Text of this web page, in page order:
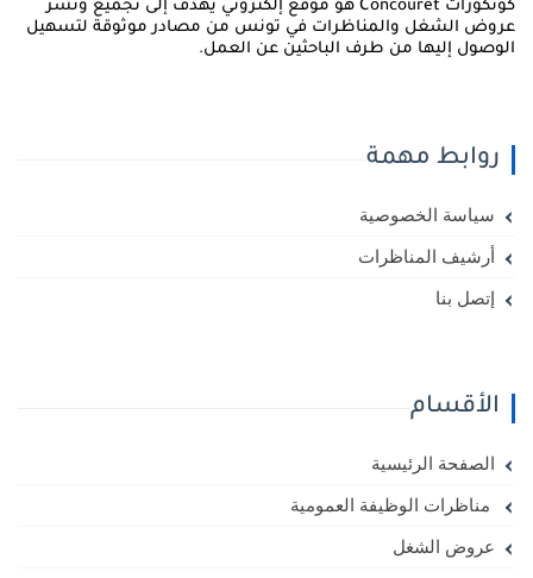
كونكورات Concouret هو موقع إلكتروني يهدف إلى تجميع ونشر
الشغل والمناظرات في تونس من مصادر موثوقة لتسهيل
إليها من طرف الباحثين عن العمل.
روابط مهمة
سياسة الخصوصية
أرشيف المناظرات
إتصل بنا
الأقسام
الصفحة الرئيسية
مناظرات الوظيفة العمومية
عروض الشغل